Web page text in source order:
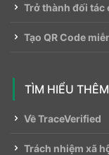
Trở thành đối tác
Tạo QR Code
TÌM HIỂU THÊM
Về TraceVerified
Trách nhiệm xã